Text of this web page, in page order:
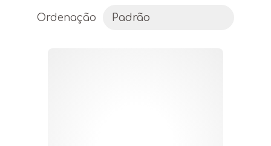
Ordenação